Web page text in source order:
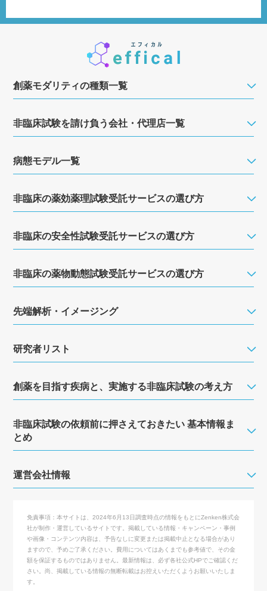
創薬モダリティの種類一覧
非臨床試験を請け負う会社・代理店一覧
病態モデル一覧
非臨床の薬効薬理試験受託サービスの選び方
非臨床の安全性試験受託サービスの選び方
非臨床の薬物動態試験受託サービスの選び方
先端解析・イメージング
研究者リスト
創薬を目指す疾病と、実施する非臨床試験の考え方
非臨床試験の依頼前に押さえておきたい 基本情報ま
とめ
運営会社情報
免責事項： 本サイトは、2024年6月13日調査時点の情報をもとにZenken株式会
社が制作・運営しているサイトです。掲載している情報・キャンペーン・事例
や画像・コンテンツ内容は、予告なしに変更または掲載中止となる場合があり
ますので、予めご了承ください。費用についてはあくまでも参考値で、その金
額を保証するものではありません。最新情報は、必ず各社公式HPでご確認くだ
さい。尚、掲載している情報の無断転載はお控えいただくようお願いいたしま
す。